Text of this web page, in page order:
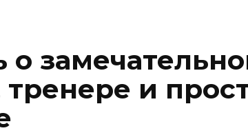
о
тренере и